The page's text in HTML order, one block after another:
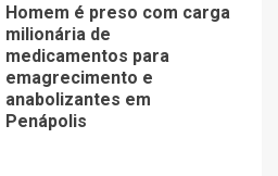
Homem é preso com carga
milionária de
medicamentos para
emagrecimento e
anabolizantes em
Penápolis